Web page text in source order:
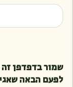
שמור בדפדפן
לפעם הבאה